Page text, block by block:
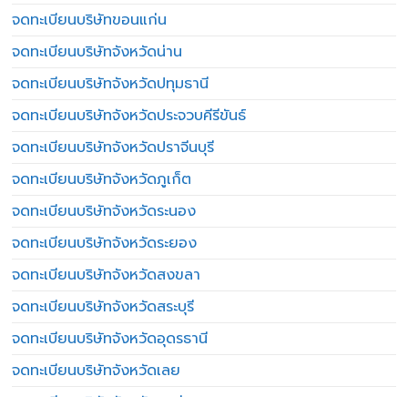
จดทะเบียนบริษัทขอนแก่น
จดทะเบียนบริษัทจังหวัดน่าน
จดทะเบียนบริษัทจังหวัดปทุมธานี
จดทะเบียนบริษัทจังหวัดประจวบคีรีขันธ์
จดทะเบียนบริษัทจังหวัดปราจีนบุรี
จดทะเบียนบริษัทจังหวัดภูเก็ต
จดทะเบียนบริษัทจังหวัดระนอง
จดทะเบียนบริษัทจังหวัดระยอง
จดทะเบียนบริษัทจังหวัดสงขลา
จดทะเบียนบริษัทจังหวัดสระบุรี
จดทะเบียนบริษัทจังหวัดอุดรธานี
จดทะเบียนบริษัทจังหวัดเลย